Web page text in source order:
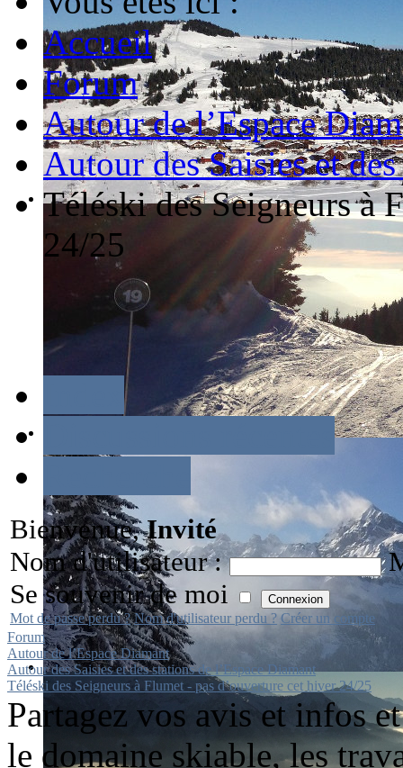
Accueil
Forum
Autour de l’Espace
Autour des Saisies et
Téléski des Seigneurs à
24/25
Bienvenue,Invité
Nom d'utilisateur :
Se souvenir de moi
Mot de passe perdu ? Nom d'utilisateur perdu ? Créer un compte
Forum
Autour de l’Espace Diamant
Autour des Saisies et des stations de l’Espace Diamant
Téléski des Seigneurs à Flumet - pas d’ouverture cet hiver 24/25
Partagez vos avis et infos
le domaine skiable, les